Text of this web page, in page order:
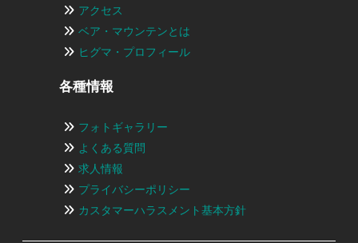
アクセス
ベア・マウンテンとは
ヒグマ・プロフィール
各種情報
フォトギャラリー
よくある質問
求人情報
プライバシーポリシー
カスタマーハラスメント基本方針